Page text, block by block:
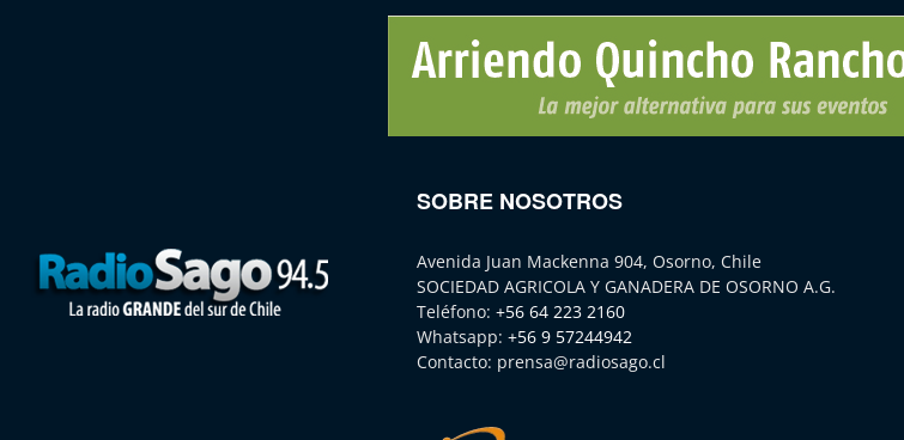
SOBRE NOSOTROS
Avenida Juan Mackenna 904, Osorno, Chile
SOCIEDAD AGRICOLA Y GANADERA DE OSORNO A.G.
Teléfono: +56 64 223 2160
Whatsapp: +56 9 57244942
Contacto: prensa@radiosago.cl